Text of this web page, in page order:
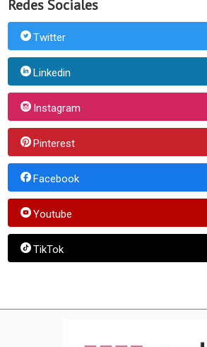
Redes Sociales
Twitter
Linkedin
Instagram
Pinterest
Facebook
Youtube
TikTok